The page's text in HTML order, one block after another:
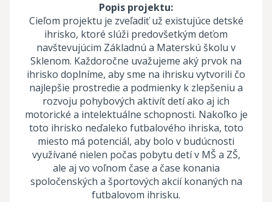
Popis projektu:
Cieľom projektu je zveľadiť už existujúce detské
ihrisko, ktoré slúži predovšetkým deťom
navštevujúcim Základnú a Materskú školu v
Sklenom. Každoročne uvažujeme aký prvok na
ihrisko doplníme, aby sme na ihrisku vytvorili čo
najlepšie prostredie a podmienky k zlepšeniu a
rozvoju pohybových aktivít detí ako aj ich
motorické a intelektuálne schopnosti. Nakoľko je
toto ihrisko neďaleko futbalového ihriska, toto
miesto má potenciál, aby bolo v budúcnosti
využívané nielen počas pobytu detí v MŠ a ZŠ,
ale aj vo voľnom čase a čase konania
spoločenských a športových akcií konaných na
futbalovom ihrisku.